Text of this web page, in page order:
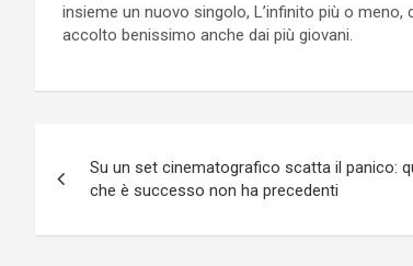
insieme un nuovo singolo, L’infinito più o
accolto benissimo anche dai più giovani.
articoli
Su un set cinematografico scatta il panico:
che è successo non ha precedenti